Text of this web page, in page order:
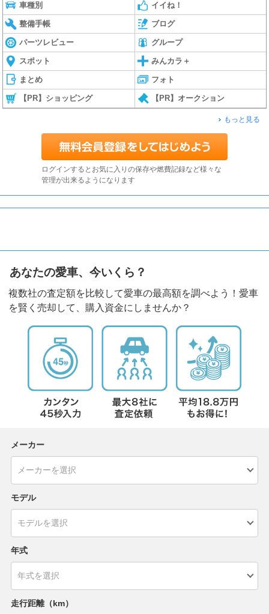
車種別 イイね！
整備手帳 ブログ
パーツレビュー グループ
スポット みんカラ＋
まとめ フォト
【PR】ショッピング 【PR】オークション
もっと見る
ログインするとお気に入りの保存や燃費記録など様々な
管理が出来るようになります
あなたの愛車、今いくら？
複数社の査定額を比較して愛車の最高額を調べよう！愛車
を賢く売却して、購入資金にしませんか？
メーカー
モデル
年式
走行距離（km）